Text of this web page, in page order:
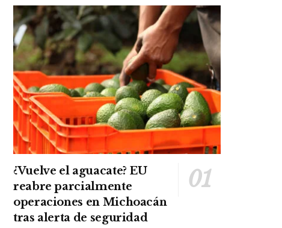
¿Vuelve el aguacate? EU
reabre parcialmente
operaciones en Michoacán
tras alerta de seguridad